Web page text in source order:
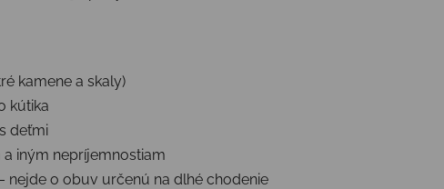
kamene a skaly)
kútika
deťmi
iným nepríjemnostiam
nejde o obuv určenú na dlhé chodenie